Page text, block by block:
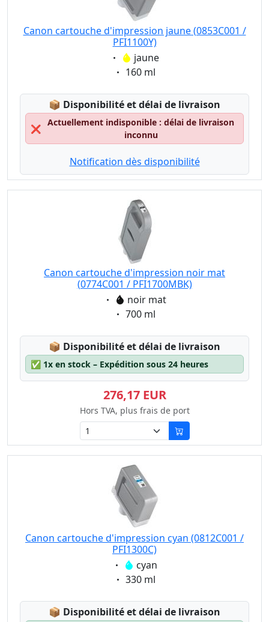
Canon cartouche d'impression jaune (0853C001 /
PFI1100Y)
Eigenschaft:
jaune
Eigenschaft:
160 ml
📦 Lagerstatus:
Disponibilité et délai de livraison
❌
Actuellement indisponible : délai de livraison
inconnu
Notification dès disponibilité
Canon cartouche d'impression noir mat
(0774C001 / PFI1700MBK)
Eigenschaft:
noir mat
Eigenschaft:
700 ml
📦 Lagerstatus:
Disponibilité et délai de livraison
✅ 1x en stock – Expédition sous 24 heures
276,17 EUR
Hors TVA, plus frais de port
Canon cartouche d'impression cyan (0812C001 /
PFI1300C)
Eigenschaft:
cyan
Eigenschaft:
330 ml
📦 Lagerstatus:
Disponibilité et délai de livraison